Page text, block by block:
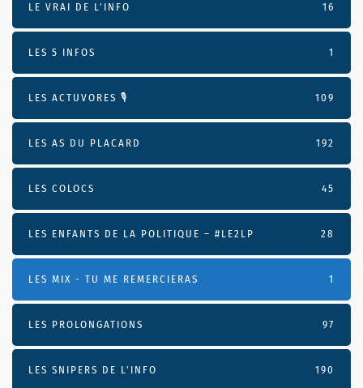
LE VRAI DE L’INFO 16
LES 5 INFOS 1
LES ACTUVORES 🎙 109
LES AS DU PLACARD 192
LES COLOCS 45
LES ENFANTS DE LA POLITIQUE – #LE2LP 28
LES MIX - TU ME REMERCIERAS 1
LES PROLONGATIONS 97
LES SNIPERS DE L’INFO 190